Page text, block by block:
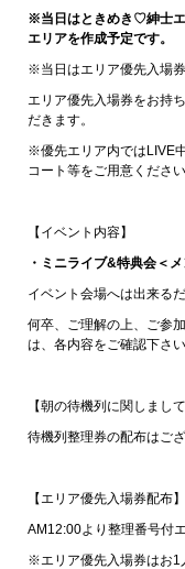
※当日はときめき♡紳士
エリアを作成予定です。
※当日はエリア優先入場券
エリア優先入場券をお持
だきます。
※優先エリア内ではLIVE
コート等をご用意ください
【イベント内容】
・ミニライブ&特典会＜
イベント会場へは出来る
何卒、ご理解の上、ご参
は、各内容をご確認下さい
【朝の待機列に関しまして
待機列整理券の配布はござ
【エリア優先入場券配布】
AM12:00より整理番号付
※エリア優先入場券はお1